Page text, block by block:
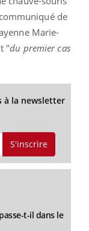
de
Marie-
"du premier cas
à la newsletter
S'inscrire
t-il dans le